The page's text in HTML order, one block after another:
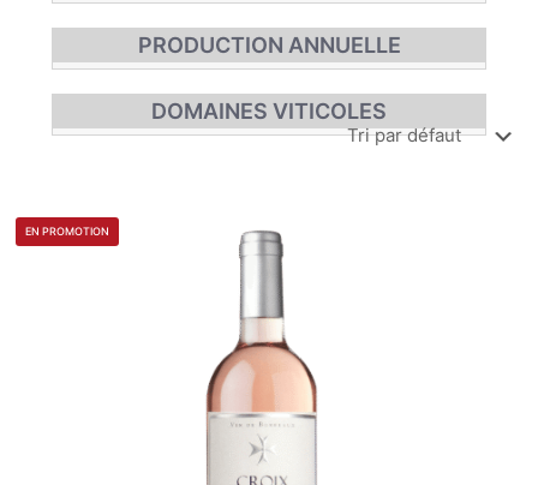
PRODUCTION ANNUELLE
DOMAINES VITICOLES
EN PROMOTION